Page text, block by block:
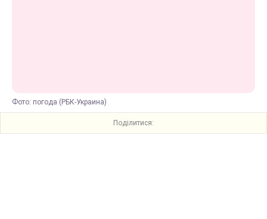
Фото: погода (РБК-Украина)
Поділитися: